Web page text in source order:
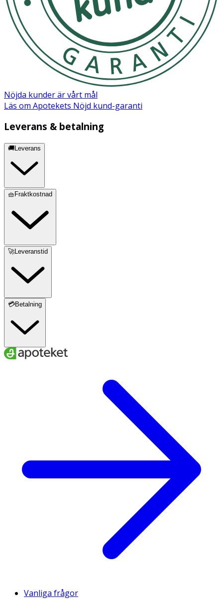
Nöjda kunder är vårt mål
Läs om Apotekets Nöjd kund-garanti
Leverans & betalning
🚚Leverans
🧺Fraktkostnad
🚀Leveranstid
💳Betalning
Vanliga frågor